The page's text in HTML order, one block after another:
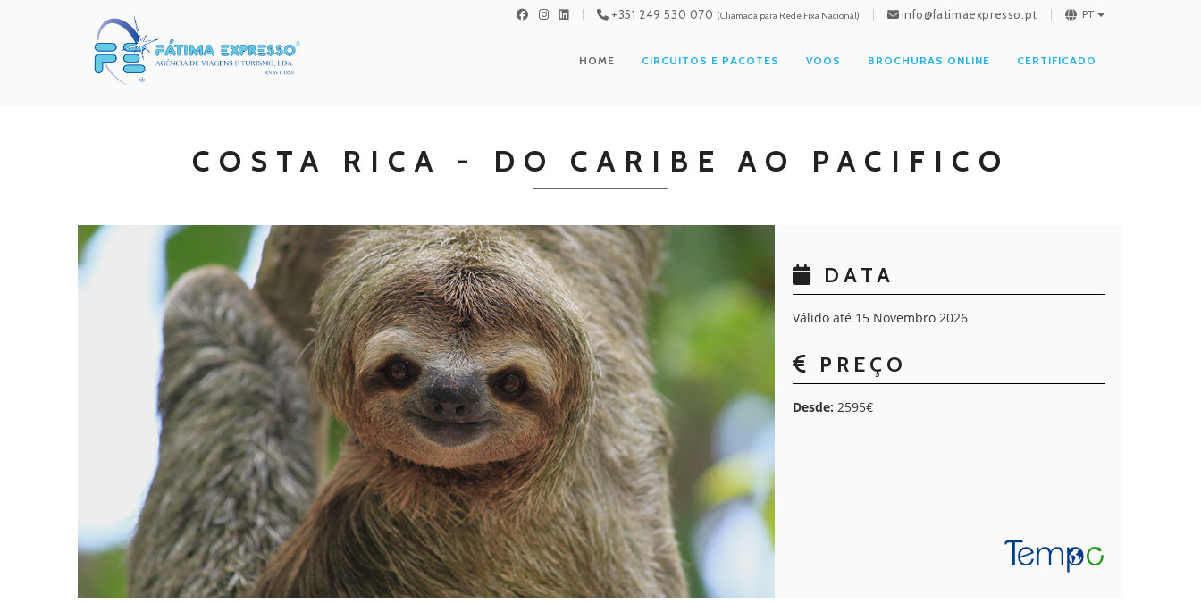
+351 249 530 070 (Chamada para Rede Fixa Nacional) info@fatimaexpresso.pt PT
HOME CIRCUITOS E PACOTES VOOS BROCHURAS ONLINE CERTIFICADO
COSTA RICA - DO CARIBE AO PACIFICO
DATA
Válido até 15 Novembro 2026
PREÇO
Desde: 2595€